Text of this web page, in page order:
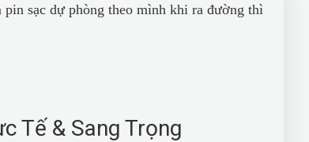
sạc dự phòng theo mình khi ra đường thì
Tế & Sang Trọng